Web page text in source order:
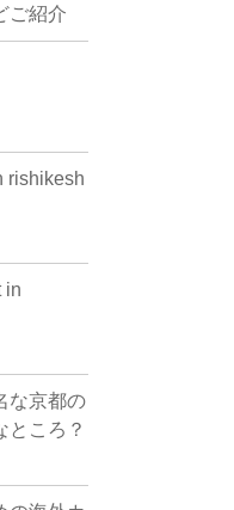
ご紹介
rishikesh
in
な京都の
ところ？